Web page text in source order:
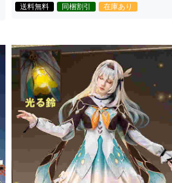
送料無料
同梱割引 在庫あり